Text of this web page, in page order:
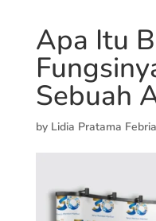
Apa Itu
Sebuah
by Lidia Pratama